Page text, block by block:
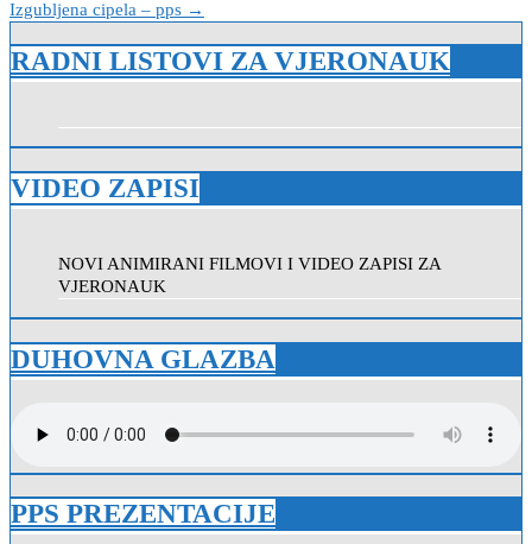
objava
Izgubljena cipela – pps →
RADNI LISTOVI ZA VJERONAUK
VIDEO ZAPISI
NOVI ANIMIRANI FILMOVI I VIDEO ZAPISI ZA
VJERONAUK
DUHOVNA GLAZBA
PPS PREZENTACIJE